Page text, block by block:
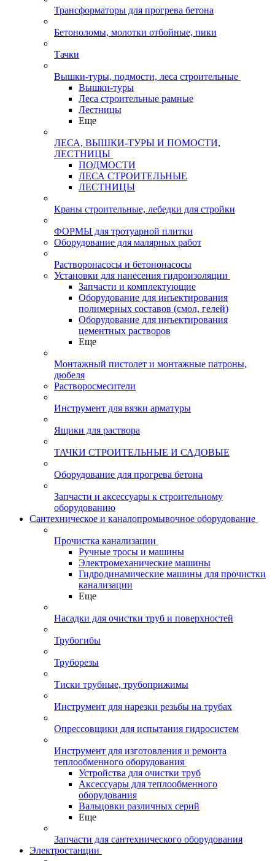
Трансформаторы для прогрева бетона
Бетоноломы, молотки отбойные, пики
Тачки
Вышки-туры, подмости, леса строительные
Вышки-туры
Леса строительные рамные
Лестницы
Еще
ЛЕСА, ВЫШКИ-ТУРЫ И ПОМОСТИ,
ЛЕСТНИЦЫ
ПОДМОСТИ
ЛЕСА СТРОИТЕЛЬНЫЕ
ЛЕСТНИЦЫ
Краны строительные, лебедки для стройки
ФОРМЫ для тротуарной плитки
Оборудование для малярных работ
Растворонасосы и бетононасосы
Установки для нанесения гидроизоляции
Запчасти и комплектующие
Оборудование для инъектирования
полимерных составов (смол, гелей)
Оборудование для инъектирования
цементных растворов
Еще
Монтажный пистолет и монтажные патроны,
дюбеля
Растворосмесители
Инструмент для вязки арматуры
Ящики для раствора
ТАЧКИ СТРОИТЕЛЬНЫЕ И САДОВЫЕ
Оборудование для прогрева бетона
Запчасти и аксессуары к строительному
оборудованию
Сантехническое и каналопромывочное оборудование
Прочистка канализации
Ручные тросы и машины
Электромеханические машины
Гидродинамические машины для прочистки
канализации
Еще
Насадки для очистки труб и поверхностей
Трубогибы
Труборезы
Тиски трубные, трубоприжимы
Инструмент для нарезки резьбы на трубах
Опрессовщики для испытания гидросистем
Инструмент для изготовления и ремонта
теплообменного оборудования
Устройства для очистки труб
Аксессуары для теплообменного
оборудования
Вальцовки различных серий
Еще
Запчасти для сантехнического оборудования
Электростанции